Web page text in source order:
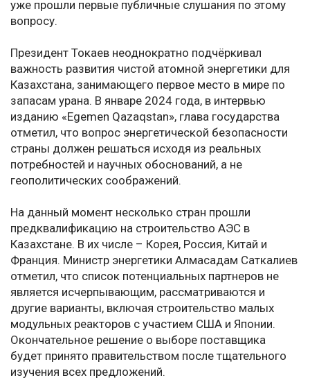
уже прошли первые публичные слушания по этому
вопросу.
Президент Токаев неоднократно подчёркивал
важность развития чистой атомной энергетики для
Казахстана, занимающего первое место в мире по
запасам урана. В январе 2024 года, в интервью
изданию «Egemen Qazaqstan», глава государства
отметил, что вопрос энергетической безопасности
страны должен решаться исходя из реальных
потребностей и научных обоснований, а не
геополитических соображений.
На данный момент несколько стран прошли
предквалификацию на строительство АЭС в
Казахстане. В их числе – Корея, Россия, Китай и
Франция. Министр энергетики Алмасадам Саткалиев
отметил, что список потенциальных партнеров не
является исчерпывающим, рассматриваются и
другие варианты, включая строительство малых
модульных реакторов с участием США и Японии.
Окончательное решение о выборе поставщика
будет принято правительством после тщательного
изучения всех предложений.